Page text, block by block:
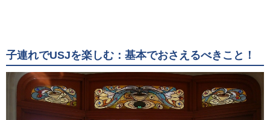
子連れでUSJを楽しむ：基本でおさえるべきこと！